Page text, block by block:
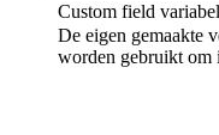
Custom field
De eigen gemaakte
worden gebruikt om